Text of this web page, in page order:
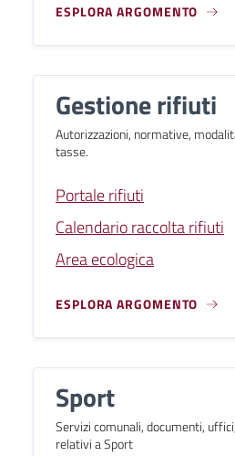
ESPLORA ARGOMENTO
Gestione rifiuti
Autorizzazioni, normative,
tasse.
Portale rifiuti
Calendario raccolta rifiuti
Area ecologica
ESPLORA ARGOMENTO
Sport
Servizi comunali, documenti,
relativi a Sport